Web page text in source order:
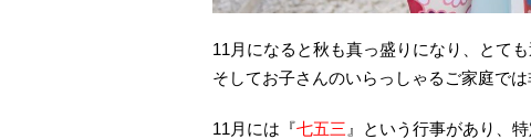
11月になると秋も真っ盛りになり、とて
そしてお子さんのいらっしゃるご家庭で
11月には『七五三 』という行事があり、